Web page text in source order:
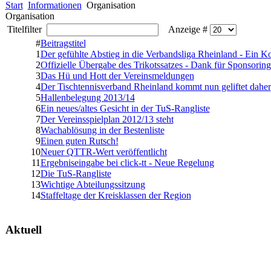
Start Informationen Organisation
Organisation
Titelfilter
Anzeige #
#Beitragstitel
1Der gefühlte Abstieg in die Verbandsliga Rheinland - Ein
2Offizielle Übergabe des Trikotssatzes - Dank für Sponsoring
3Das Hü und Hott der Vereinsmeldungen
4Der Tischtennisverband Rheinland kommt nun geliftet daher
5Hallenbelegung 2013/14
6Ein neues/altes Gesicht in der TuS-Rangliste
7Der Vereinsspielplan 2012/13 steht
8Wachablösung in der Bestenliste
9Einen guten Rutsch!
10Neuer QTTR-Wert veröffentlicht
11Ergebniseingabe bei click-tt - Neue Regelung
12Die TuS-Rangliste
13Wichtige Abteilungssitzung
14Staffeltage der Kreisklassen der Region
Aktuell